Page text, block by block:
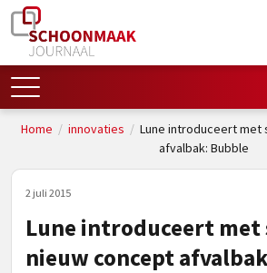
Home / innovaties / Lune introduceert met
afvalbak: Bubble
2 juli 2015
Lune introduceert met
nieuw concept